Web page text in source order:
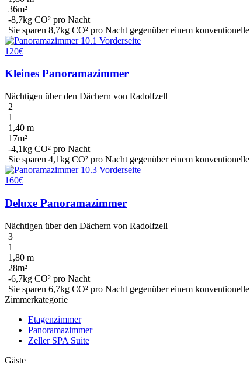
36m²
-8,7kg CO² pro Nacht
Sie sparen 8,7kg CO² pro Nacht gegenüber einem
120€
Kleines Panoramazimmer
Nächtigen über den Dächern von Radolfzell
2
1
1,40 m
17m²
-4,1kg CO² pro Nacht
Sie sparen 4,1kg CO² pro Nacht gegenüber einem
160€
Deluxe Panoramazimmer
Nächtigen über den Dächern von Radolfzell
3
1
1,80 m
28m²
-6,7kg CO² pro Nacht
Sie sparen 6,7kg CO² pro Nacht gegenüber einem
Zimmerkategorie
Etagenzimmer
Panoramazimmer
Zeller SPA Suite
Gäste